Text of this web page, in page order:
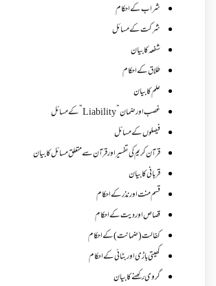
شراب کے احکام
شرکت کے مسائل
شفعہ کا بیان
طلاق کے احکام
علم کا بیان
غصب اورضمان”Liability” کے مسائل
فیصلوں کے مسائل
قرآن کریم کی تفسیر اور قرآن سے متعلق مسائل کا بیان
قربانی کا بیان
قسم منت اور نذر کے احکام
قصاص اور دیت کے احکام
کفالت (ضمانت) کے احکام
کھیتی باڑی اور بٹائی کے احکام
گروی رکھنے کا بیان